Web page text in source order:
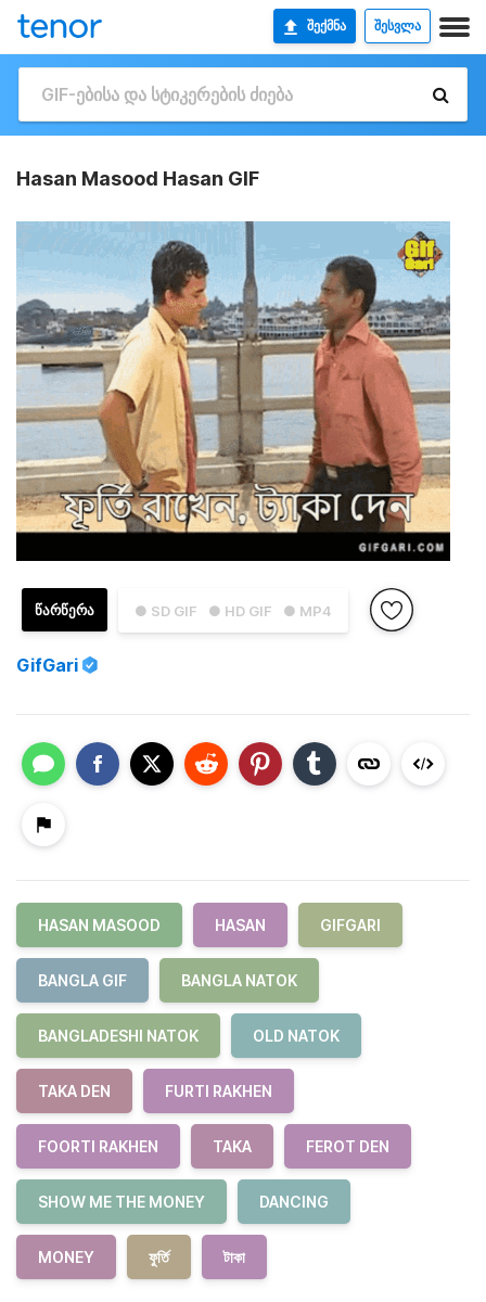
ᲨᲔᲥᲛᲜᲐ ᲨᲔᲡᲕᲚᲐ
Hasan Masood Hasan GIF
● SD GIF ● HD GIF ● MP4
ᲬᲐᲠᲬᲔᲠᲐ
GifGari
HASAN MASOOD HASAN GIFGARI
BANGLA GIF BANGLA NATOK
BANGLADESHI NATOK OLD NATOK
TAKA DEN FURTI RAKHEN
FOORTI RAKHEN TAKA FEROT DEN
SHOW ME THE MONEY DANCING
MONEY ফুর্তি টাকা